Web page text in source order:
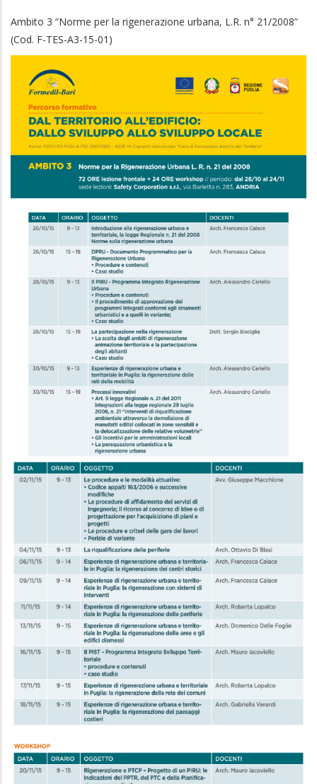
Ambito 3 “Norme per la rigenerazione urbana, L.R. n° 21/2008”
(Cod. F-TES-A3-15-01)